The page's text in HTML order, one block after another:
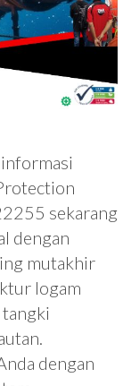
sekarang
dengan
mutakhir
logam
dengan